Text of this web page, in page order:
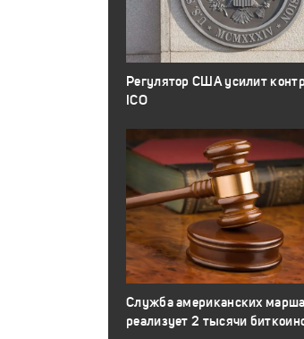
Регулятор США усилит
ICO
Служба американских
реализует 2 тысячи